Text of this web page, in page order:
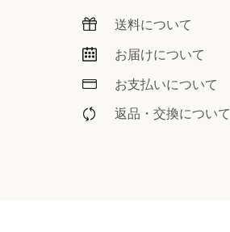
送料について
お届けについて
お支払いについて
返品・交換について